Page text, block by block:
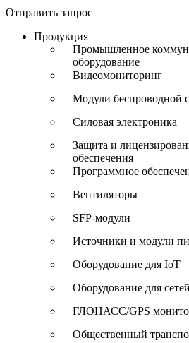
Отправить запрос
Продукция
Промышленное
оборудование
Видеомониторинг
Модули беспроводной
Силовая электроника
Защита и
обеспечения
Программное
Вентиляторы
SFP-модули
Источники и модули
Оборудование для IoT
Оборудование для
ГЛОНАСС/GPS
Общественный